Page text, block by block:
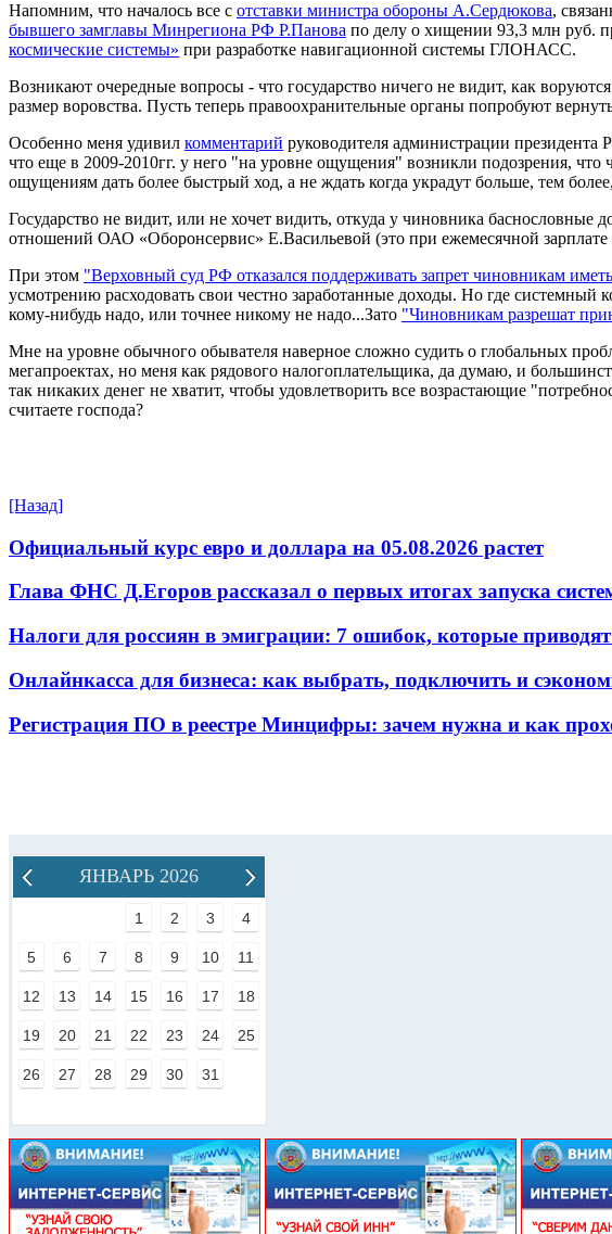
Напомним, что началось все с отставки министра обороны А.Сердюкова,
бывшего замглавы Минрегиона РФ Р.Панова по делу о хищении 93,3 млн руб.
космические системы» при разработке навигационной системы ГЛОНАСС.
Возникают очередные вопросы - что государство ничего не видит, как
размер воровства. Пусть теперь правоохранительные органы попробуют
Особенно меня удивил комментарий руководителя администрации президента
что еще в 2009-2010гг. у него "на уровне ощущения" возникли подозрения,
ощущениям дать более быстрый ход, а не ждать когда украдут больше, тем
Государство не видит, или не хочет видить, откуда у чиновника
отношений ОАО «Оборонсервис» Е.Васильевой (это при ежемесячной
При этом "Верховный суд РФ отказался поддерживать запрет чиновникам
усмотрению расходовать свои честно заработанные доходы. Но где системный
кому-нибудь надо, или точнее никому не надо...Зато "Чиновникам разрешат
Мне на уровне обычного обывателя наверное сложно судить о глобальных
мегапроектах, но меня как рядового налогоплательщика, да думаю, и
так никаких денег не хватит, чтобы удовлетворить все возрастающие
считаете господа?
[Назад]
Официальный курс евро и доллара на 05.08.2026 растет
Глава ФНС Д.Егоров рассказал о первых итогах запуска
Налоги для россиян в эмиграции: 7 ошибок, которые
Онлайнкасса для бизнеса: как выбрать, подключить и
Регистрация ПО в реестре Минцифры: зачем нужна и как
ЯНВАРЬ 2026
1 2 3 4
5 6 7 8 9 10 11
12 13 14 15 16 17 18
19 20 21 22 23 24 25
26 27 28 29 30 31